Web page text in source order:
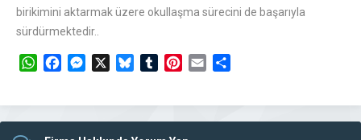
birikimini aktarmak üzere okullaşma sürecini de başarıyla
sürdürmektedir..
WhatsAppFacebookMessengerBlueskyTumblrPinterest
Email